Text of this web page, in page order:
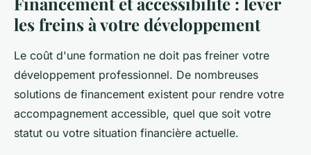
les freins à votre développement
Le coût d'une formation ne doit pas freiner votre
développement professionnel. De nombreuses
solutions de financement existent pour rendre votre
accompagnement accessible, quel que soit votre
statut ou votre situation financière actuelle.